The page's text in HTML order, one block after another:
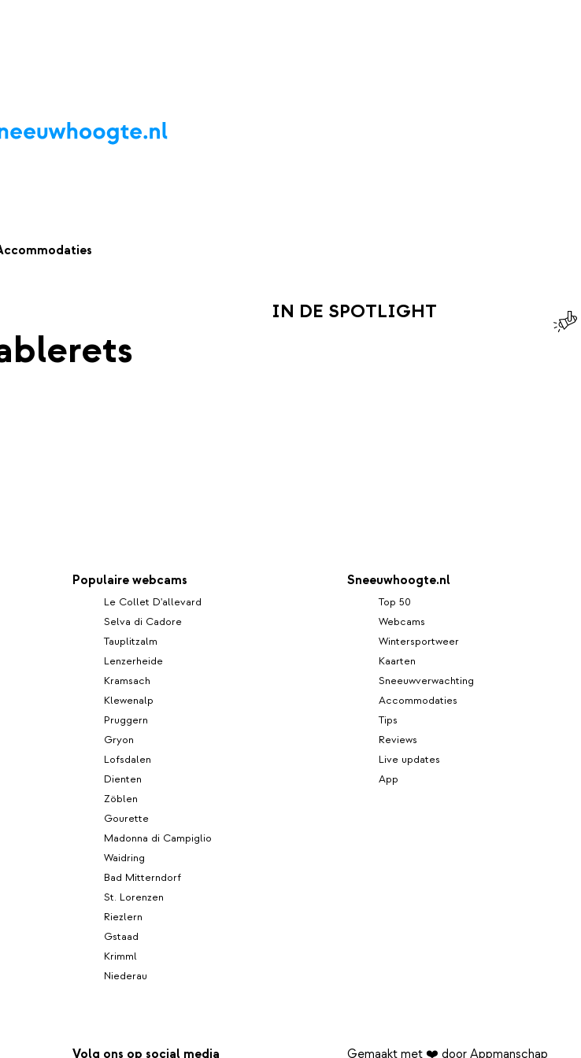
TipsReviewsLive updatesApp
IN DE SPOTLIGHT
Populaire webcams
Le Collet D'allevard
Selva di Cadore
Tauplitzalm
Lenzerheide
Kramsach
Klewenalp
Pruggern
Gryon
Lofsdalen
Dienten
Zöblen
Gourette
Madonna di Campiglio
Waidring
Bad Mitterndorf
St. Lorenzen
Riezlern
Gstaad
Krimml
Niederau
Sneeuwhoogte.nl
Top 50
Webcams
Wintersportweer
Kaarten
Sneeuwverwachting
Accommodaties
Tips
Reviews
Live updates
App
Volg ons op social media Gemaakt met ❤️ door Appmanschap